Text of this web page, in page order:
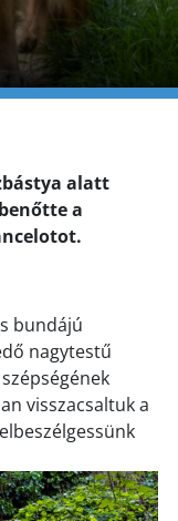
alatt
a
bundájú
nagytestű
visszacsaltuk a